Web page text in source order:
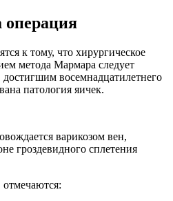
операция
к тому, что хирургическое
метода Мармара следует
восемнадцатилетнего
патология яичек.
варикозом вен,
гроздевидного сплетения